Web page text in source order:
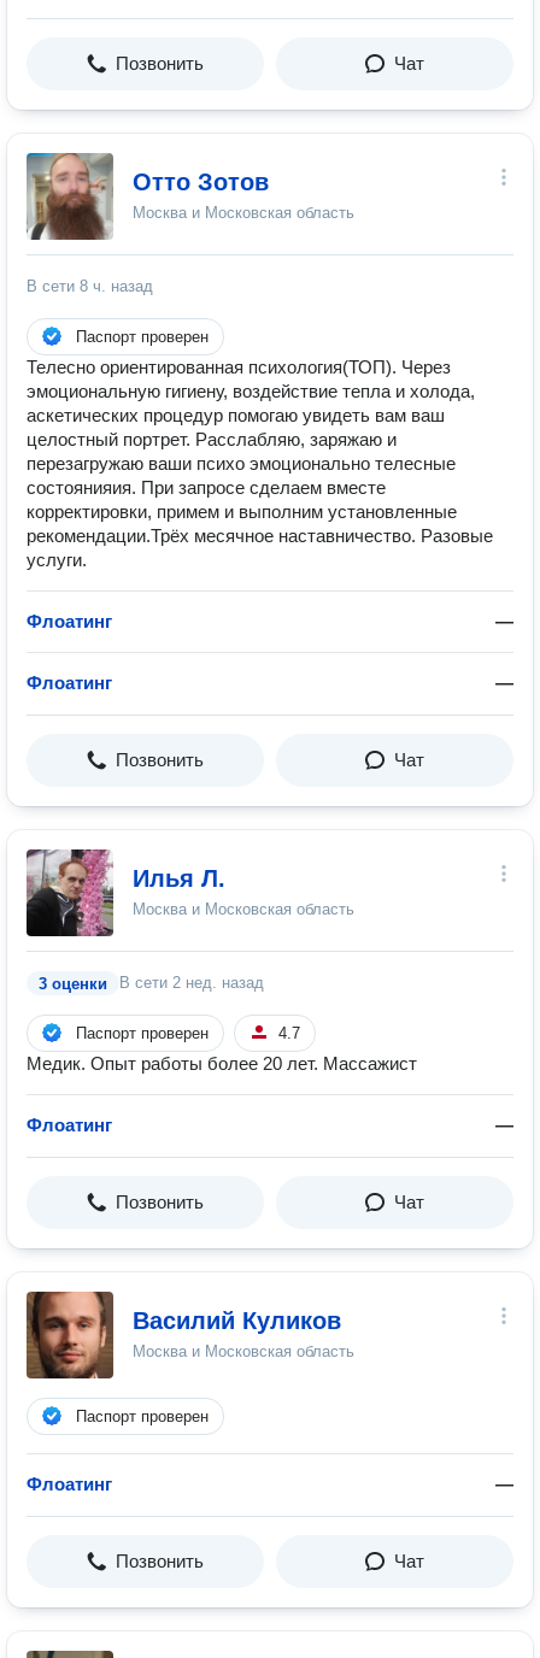
Позвонить Чат
Отто Зотов
Москва и Московская область
В сети 8 ч. назад
Паспорт проверен
Телесно ориентированная психология(ТОП). Через
эмоциональную гигиену, воздействие тепла и холода,
аскетических процедур помогаю увидеть вам ваш
целостный портрет. Расслабляю, заряжаю и
перезагружаю ваши психо эмоционально телесные
состоянияия. При запросе сделаем вместе
корректировки, примем и выполним установленные
рекомендации.Трёх месячное наставничество. Разовые
услуги.
Флоатинг —
Флоатинг —
Позвонить Чат
Илья Л.
Москва и Московская область
3 оценки В сети 2 нед. назад
Паспорт проверен 4.7
Медик. Опыт работы более 20 лет. Массажист
Флоатинг —
Позвонить Чат
Василий Куликов
Москва и Московская область
Паспорт проверен
Флоатинг —
Позвонить Чат